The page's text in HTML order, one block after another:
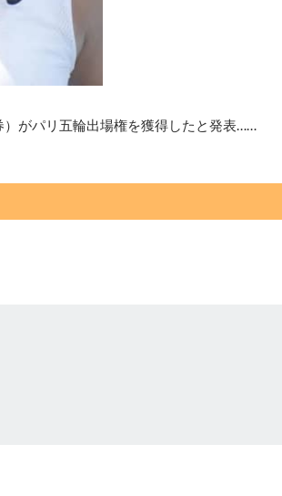
がパリ五輪出場権を獲得したと発表……